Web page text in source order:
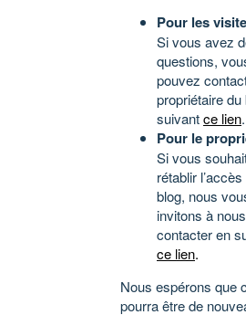
Pour les
Si vous avez
questions,
pouvez
propriétaire du
suivantce lien.
Pour le
Si vous
rétablir
blog, nous
invitons à nous
contacter en
ce lien.
Nous espérons que
pourra être de